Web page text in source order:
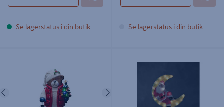
Se lagerstatus i din butik Se lagerstatus i din butik
Föregående
MÅNE 20 LED 2860-010